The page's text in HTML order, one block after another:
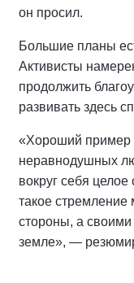
он просил.
Большие планы
Активисты
продолжить
развивать здесь
«Хороший пример
неравнодушных
вокруг себя
такое
стороны, а своими
земле», —